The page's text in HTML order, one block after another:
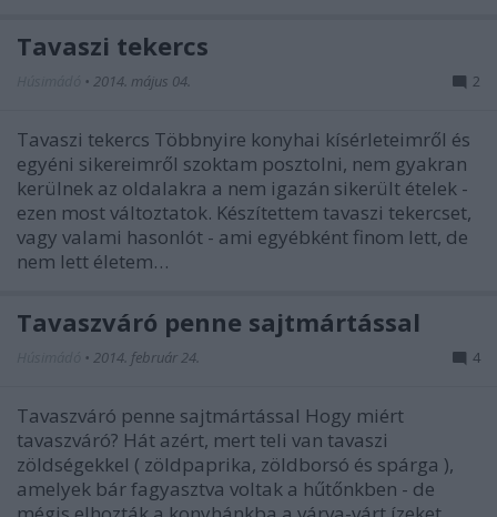
Tavaszi tekercs
• 2014. május 04. 2
Tavaszi tekercs Többnyire konyhai kísérleteimről és
egyéni sikereimről szoktam posztolni, nem gyakran
kerülnek az oldalakra a nem igazán sikerült ételek -
ezen most változtatok. Készítettem tavaszi tekercset,
vagy valami hasonlót - ami egyébként finom lett, de
nem lett életem…
Tavaszváró penne sajtmártással
• 2014. február 24. 4
Tavaszváró penne sajtmártással Hogy miért
tavaszváró? Hát azért, mert teli van tavaszi
zöldségekkel ( zöldpaprika, zöldborsó és spárga ),
amelyek bár fagyasztva voltak a hűtőnkben - de